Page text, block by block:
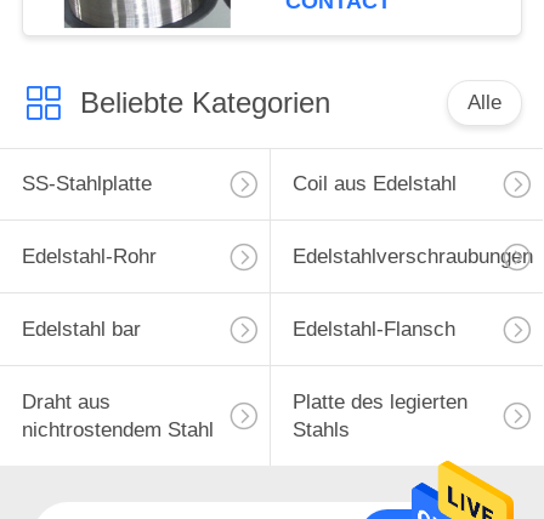
Beliebte Kategorien Alle
SS-Stahlplatte Coil aus Edelstahl
Edelstahl-Rohr Edelstahlverschraubungen
Edelstahl bar Edelstahl-Flansch
Draht aus
nichtrostendem Stahl
Platte des legierten
Stahls